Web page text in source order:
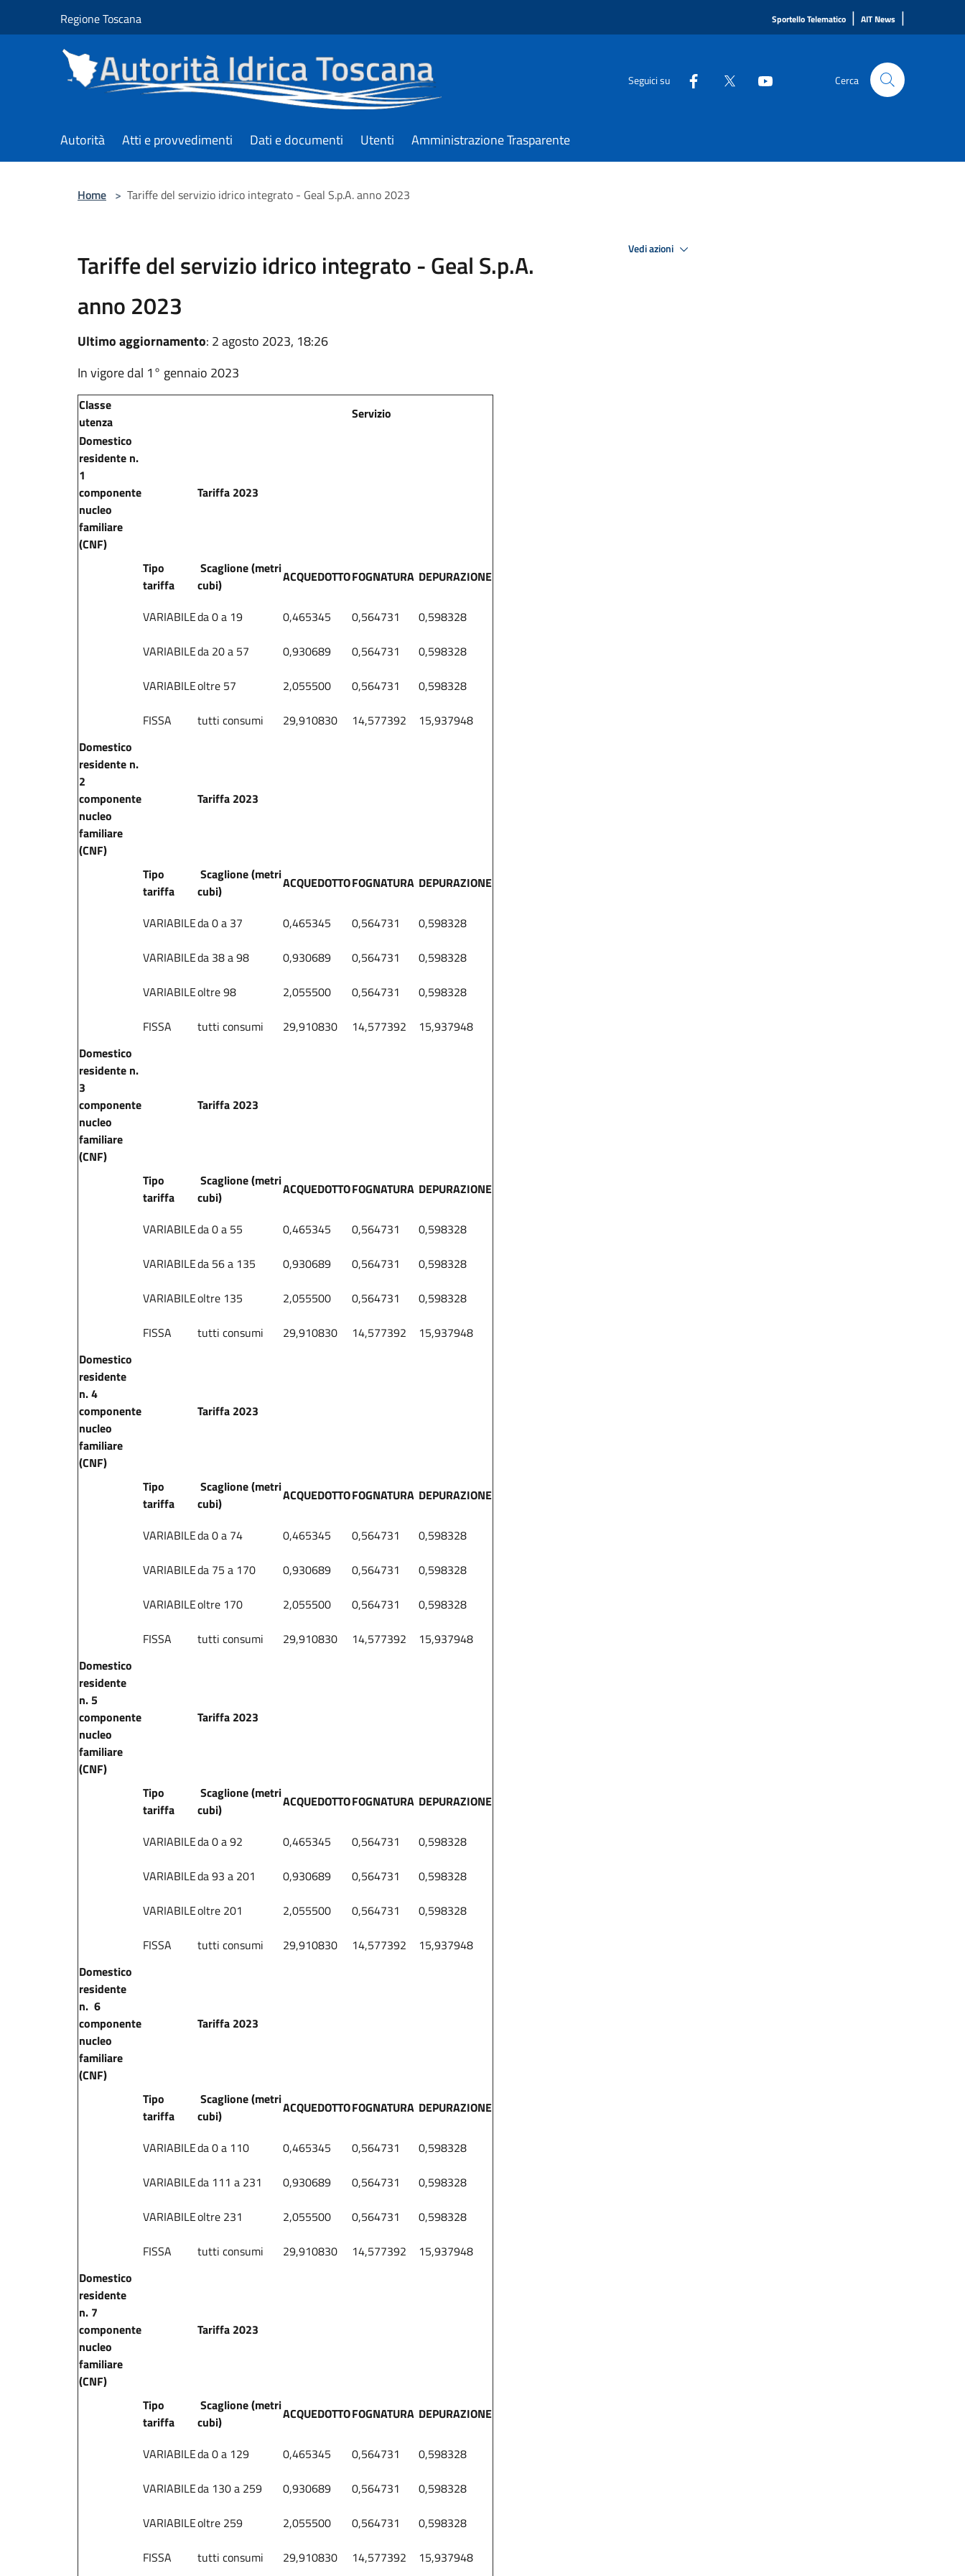
Regione Toscana Sportello Telematico | AIT News |
Seguici su Cerca
Autorità Atti e provvedimenti Dati e documenti Utenti Amministrazione Trasparente
Home > Tariffe del servizio idrico integrato - Geal S.p.A. anno 2023
Tariffe del servizio idrico integrato - Geal S.p.A.
anno 2023
Ultimo aggiornamento: 2 agosto 2023, 18:26
In vigore dal 1° gennaio 2023
Classe
utenza
Servizio
Domestico
residente n.
1
componente
nucleo
familiare
(CNF)
Tariffa 2023
Tipo
tariffa
Scaglione (metri
cubi)
ACQUEDOTTOFOGNATURA DEPURAZIONE
VARIABILEda 0 a 19 0,465345 0,564731
0,598328
VARIABILEda 20 a 57 0,930689 0,564731
0,598328
VARIABILEoltre 57 2,055500 0,564731
0,598328
FISSA
tutti consumi 29,910830 14,577392
15,937948
Domestico
residente n.
2
componente
nucleo
familiare
(CNF)
Tariffa 2023
Tipo
tariffa
Scaglione (metri
cubi)
ACQUEDOTTOFOGNATURA DEPURAZIONE
VARIABILEda 0 a 37 0,465345 0,564731
0,598328
VARIABILEda 38 a 98 0,930689 0,564731
0,598328
VARIABILEoltre 98 2,055500 0,564731
0,598328
FISSA
tutti consumi 29,910830 14,577392
15,937948
Domestico
residente n.
3
componente
nucleo
familiare
(CNF)
Tariffa 2023
Tipo
tariffa
Scaglione (metri
cubi)
ACQUEDOTTOFOGNATURA DEPURAZIONE
VARIABILEda 0 a 55 0,465345 0,564731
0,598328
VARIABILEda 56 a 135 0,930689 0,564731
0,598328
VARIABILEoltre 135 2,055500 0,564731
0,598328
FISSA
tutti consumi 29,910830 14,577392
15,937948
Domestico
residente
n. 4
componente
nucleo
familiare
(CNF)
Tariffa 2023
Tipo
tariffa
Scaglione (metri
cubi)
ACQUEDOTTOFOGNATURA DEPURAZIONE
VARIABILEda 0 a 74 0,465345 0,564731
0,598328
VARIABILEda 75 a 170 0,930689 0,564731
0,598328
VARIABILEoltre 170 2,055500 0,564731
0,598328
FISSA
tutti consumi 29,910830 14,577392
15,937948
Domestico
residente
n. 5
componente
nucleo
familiare
(CNF)
Tariffa 2023
Tipo
tariffa
Scaglione (metri
cubi)
ACQUEDOTTOFOGNATURA DEPURAZIONE
VARIABILEda 0 a 92 0,465345 0,564731
0,598328
VARIABILEda 93 a 201 0,930689 0,564731
0,598328
VARIABILEoltre 201 2,055500 0,564731
0,598328
FISSA
tutti consumi 29,910830 14,577392
15,937948
Domestico
residente
n. 6
componente
nucleo
familiare
(CNF)
Tariffa 2023
Tipo
tariffa
Scaglione (metri
cubi)
ACQUEDOTTOFOGNATURA DEPURAZIONE
VARIABILEda 0 a 110 0,465345 0,564731
0,598328
VARIABILEda 111 a 231 0,930689 0,564731
0,598328
VARIABILEoltre 231 2,055500 0,564731
0,598328
FISSA
tutti consumi 29,910830 14,577392
15,937948
Domestico
residente
n. 7
componente
nucleo
familiare
(CNF)
Tariffa 2023
Tipo
tariffa
Scaglione (metri
cubi)
ACQUEDOTTOFOGNATURA DEPURAZIONE
VARIABILEda 0 a 129 0,465345 0,564731
0,598328
VARIABILEda 130 a 259 0,930689 0,564731
0,598328
VARIABILEoltre 259 2,055500 0,564731
0,598328
FISSA
tutti consumi 29,910830 14,577392
15,937948
Vedi azioni